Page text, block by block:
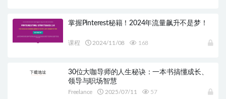
掌握Pinterest秘籍！2024年流量飙升不是梦！
课程 2024/11/08 168
30位大咖导师的人生秘诀：一本书搞懂成长、
领导与职场智慧
Freelance 2025/07/11 57